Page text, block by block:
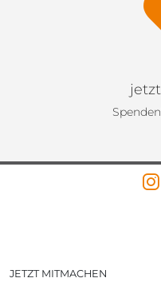
JETZT MITMACHEN